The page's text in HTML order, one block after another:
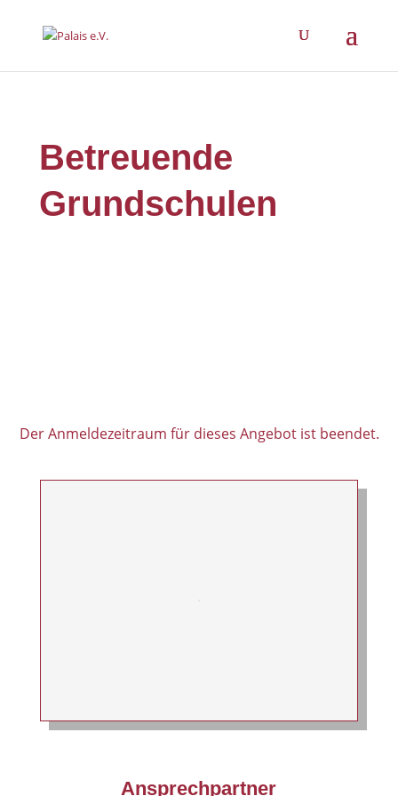
Betreuende
Grundschulen
Der Anmeldezeitraum für dieses Angebot ist beendet.
Ansprechpartner